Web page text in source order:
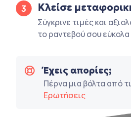
3 Κλείσε
Σύγκρινε τιμές και
το ραντεβού σου
Έχεις απορίες;
Πέρνα μια βόλτα από
Ερωτήσεις